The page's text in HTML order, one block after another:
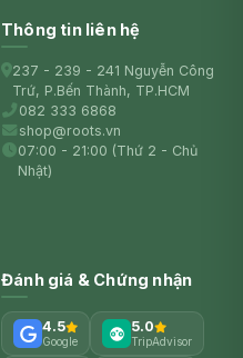
Thông tin liên hệ
237 - 239 - 241 Nguyễn Công
Trứ, P.Bến Thành, TP.HCM
082 333 6868
shop@roots.vn
07:00 - 21:00 (Thứ 2 - Chủ
Nhật)
Đánh giá & Chứng nhận
4.5
Google
5.0
TripAdvisor